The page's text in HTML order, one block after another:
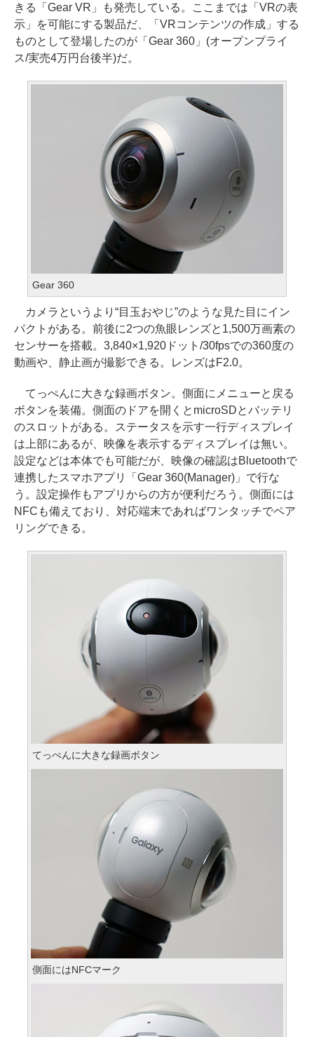
きる「Gear VR」も発売している。ここまでは「VRの表
示」を可能にする製品だ、「VRコンテンツの作成」する
ものとして登場したのが「Gear 360」(オープンプライ
ス/実売4万円台後半)だ。
Gear 360
カメラというより“目玉おやじ”のような見た目にイン
パクトがある。前後に2つの魚眼レンズと1,500万画素の
センサーを搭載。3,840×1,920ドット/30fpsでの360度の
動画や、静止画が撮影できる。レンズはF2.0。
てっぺんに大きな録画ボタン。側面にメニューと戻る
ボタンを装備。側面のドアを開くとmicroSDとバッテリ
のスロットがある。ステータスを示す一行ディスプレイ
は上部にあるが、映像を表示するディスプレイは無い。
設定などは本体でも可能だが、映像の確認はBluetoothで
連携したスマホアプリ「Gear 360(Manager)」で行な
う。設定操作もアプリからの方が便利だろう。側面には
NFCも備えており、対応端末であればワンタッチでペア
リングできる。
てっぺんに大きな録画ボタン
側面にはNFCマーク